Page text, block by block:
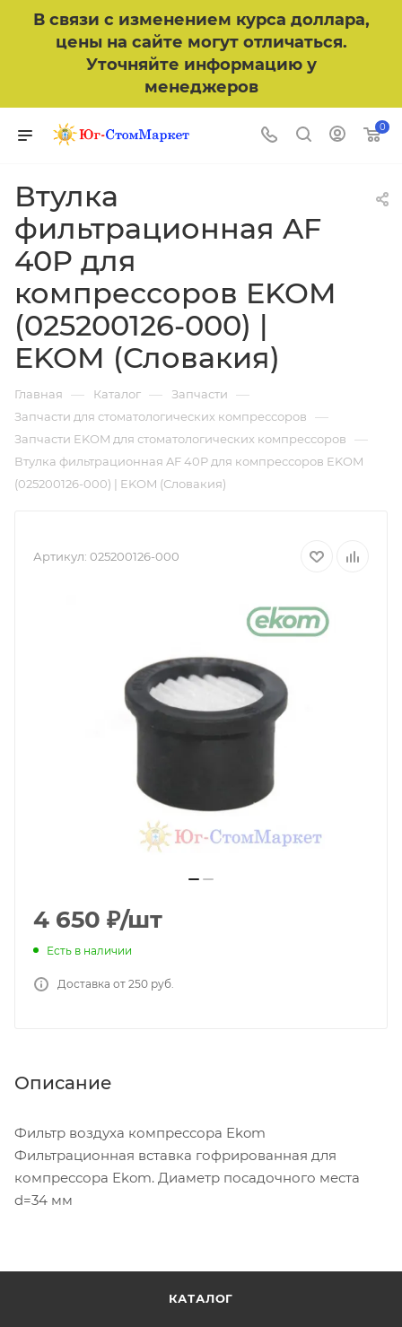
В связи с изменением курса доллара,
цены на сайте могут отличаться.
Уточняйте информацию у
менеджеров
0
Втулка
фильтрационная AF
40P для
компрессоров EKOM
(025200126-000) |
EKOM (Словакия)
Главная — Каталог — Запчасти —
Запчасти для стоматологических компрессоров —
Запчасти EKOM для стоматологических компрессоров —
Втулка фильтрационная AF 40P для компрессоров EKOM
(025200126-000) | EKOM (Словакия)
Артикул: 025200126-000
4 650 ₽/шт
Есть в наличии
Доставка от 250 руб.
Описание
Фильтр воздуха компрессора Ekom
Фильтрационная вставка гофрированная для
компрессора Ekom. Диаметр посадочного места
d=34 мм
КАТАЛОГ